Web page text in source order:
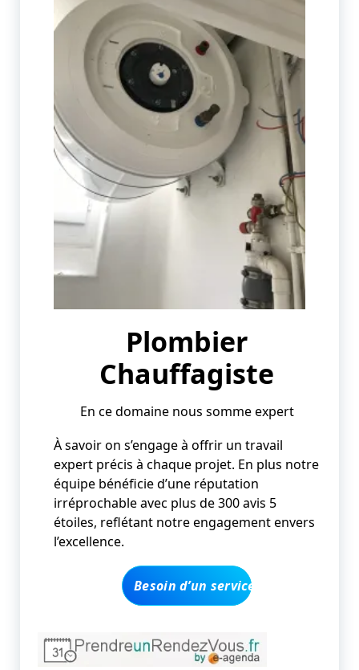
Plombier
Chauffagiste
En ce domaine nous somme expert
À savoir on s’engage à offrir un travail
expert précis à chaque projet. En plus notre
équipe bénéficie d’une réputation
irréprochable avec plus de 300 avis 5
étoiles, reflétant notre engagement envers
l’excellence.
Besoin d’un service y compris un